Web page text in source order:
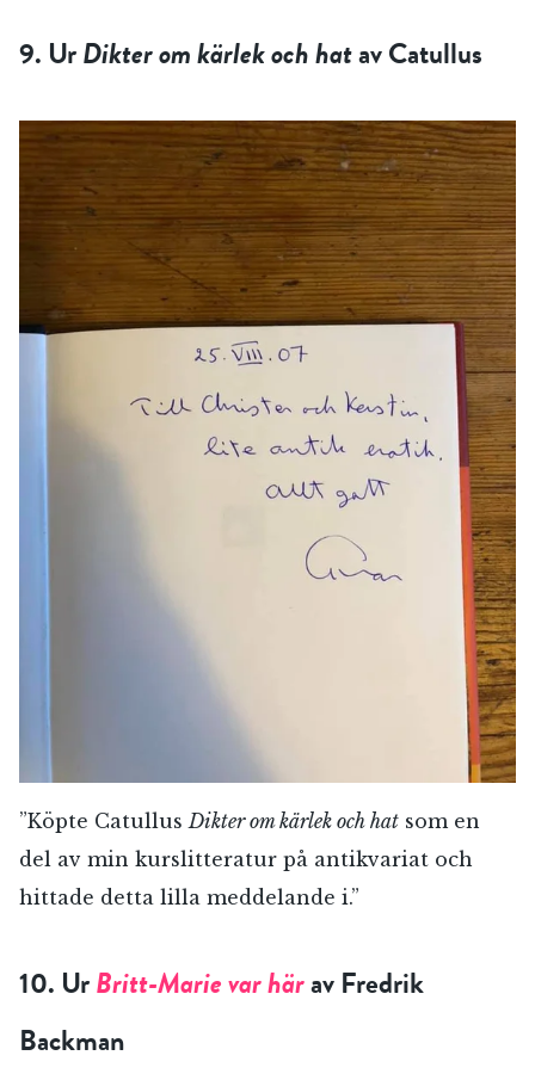
9. UrDikter om kärlek och hatav Catullus
”Köpte Catullus Dikter om kärlek och hat som en
del av min kurslitteratur på antikvariat och
hittade detta lilla meddelande i.”
10. UrBritt-Marie var härav Fredrik
Backman